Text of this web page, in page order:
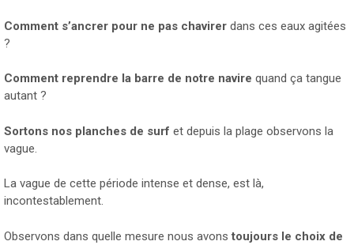
Comment s’ancrer pour ne pas chavirer dans ces eaux agitées
?
Comment reprendre la barre de notre navire quand ça tangue
autant ?
Sortons nos planches de surf et depuis la plage observons la
vague.
La vague de cette période intense et dense, est là,
incontestablement.
Observons dans quelle mesure nous avonstoujours le choix de